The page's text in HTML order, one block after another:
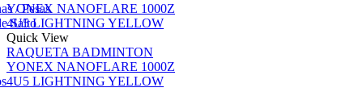
/ Pesas
Salto
Quick View
RAQUETA BADMINTON
YONEX NANOFLARE 1000Z
4U5 LIGHTNING YELLOW